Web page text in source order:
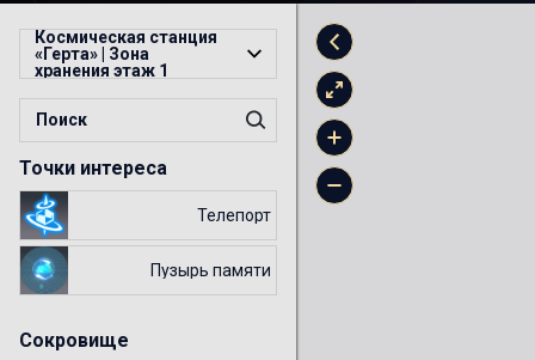
Космическая станция
«Герта» | Зона
хранения этаж 1
Точки интереса
Телепорт
Пузырь памяти
Сокровище